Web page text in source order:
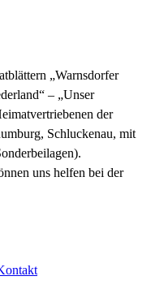
„Warnsdorfer
– „Unser
der
Schluckenau, mit
uns helfen bei der
Opens